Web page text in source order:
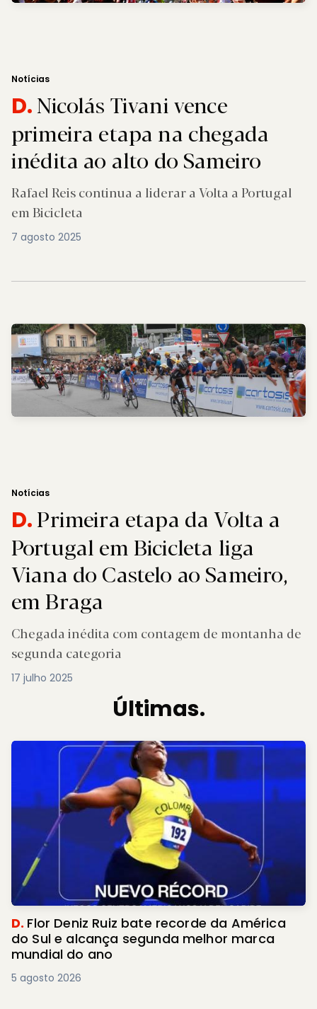
Notícias
D.Nicolás Tivani vence
primeira etapa na chegada
inédita ao alto do Sameiro
Rafael Reis continua a liderar a Volta a Portugal
em Bicicleta
7 agosto 2025
Notícias
D.Primeira etapa da Volta a
Portugal em Bicicleta liga
Viana do Castelo ao Sameiro,
em Braga
Chegada inédita com contagem de montanha de
segunda categoria
17 julho 2025
Últimas.
D. Flor Deniz Ruiz bate recorde da América
do Sul e alcança segunda melhor marca
mundial do ano
5 agosto 2026